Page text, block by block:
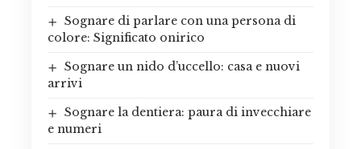
Sognare di parlare con una persona di
colore: Significato onirico
Sognare un nido d’uccello: casa e nuovi
arrivi
Sognare la dentiera: paura di invecchiare
e numeri